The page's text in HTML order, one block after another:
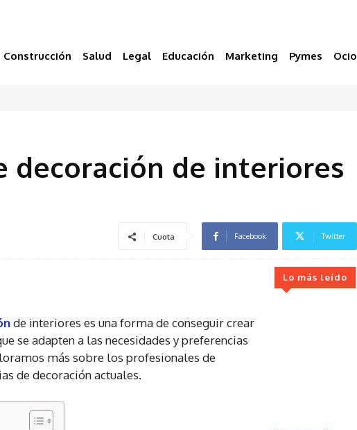
Construcción Salud Legal Educación Marketing Pymes Ocio
decoración de interiores
Cuota Facebook Twitter
de interiores es una forma de conseguir crear
se adapten a las necesidades y preferencias
más sobre los profesionales de
de decoración actuales.
Lo más leído